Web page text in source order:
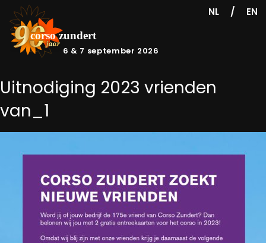
6 & 7 september 2026
NL / EN
Uitnodiging 2023 vrienden
van_1